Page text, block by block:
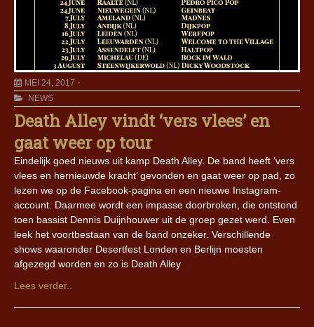
MEI 24, 2017
NEWS
Death Alley vindt ‘vers vlees’ en
gaat weer op tour
Eindelijk goed nieuws uit kamp Death Alley. De band heeft ‘vers
vlees en hernieuwde kracht’ gevonden en gaat weer op pad, zo
lezen we op de Facebook-pagina en een nieuwe Instagram-
account. Daarmee wordt een impasse doorbroken, die ontstond
toen bassist Dennis Duijnhouwer uit de groep gezet werd. Even
leek het voortbestaan van de band onzeker. Verschillende
shows waaronder Desertfest Londen en Berlijn moesten
afgezegd worden en zo is Death Alley
Lees verder..